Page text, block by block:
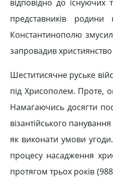
відповідно до
представників
Константинополю
запровадив
Шеститисячне руське
під Хрисополем. Проте,
Намагаючись досягти
візантійського
як виконати умови
процесу насадження
протягом трьох років